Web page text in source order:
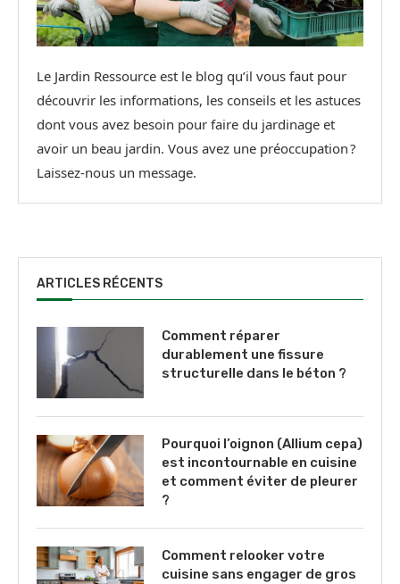
Le Jardin Ressource est le blog qu’il vous faut pour
découvrir les informations, les conseils et les astuces
dont vous avez besoin pour faire du jardinage et
avoir un beau jardin. Vous avez une préoccupation ?
Laissez-nous un message.
ARTICLES RÉCENTS
Comment réparer
durablement une fissure
structurelle dans le béton ?
Pourquoi l’oignon (Allium cepa)
est incontournable en cuisine
et comment éviter de pleurer
?
Comment relooker votre
cuisine sans engager de gros